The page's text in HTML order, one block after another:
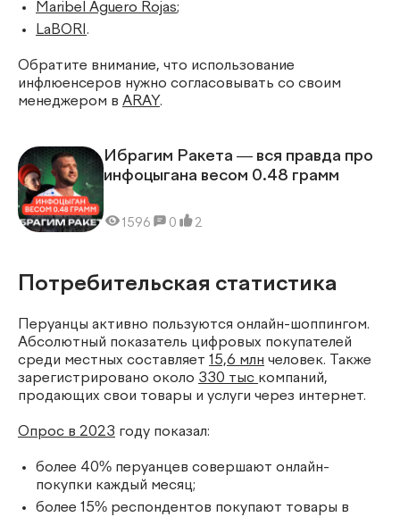
Maribel Aguero Rojas;
LaBORI .
Обратите внимание, что использование
инфлюенсеров нужно согласовывать со своим
менеджером в ARAY.
Ибрагим Ракета — вся правда про
инфоцыгана весом 0.48 грамм
1596 0 2
Потребительская статистика
Перуанцы активно пользуются онлайн-шоппингом.
Абсолютный показатель цифровых покупателей
среди местных составляет 15,6 млн человек. Также
зарегистрировано около 330 тыс компаний,
продающих свои товары и услуги через интернет.
Опрос в 2023 году показал:
более 40% перуанцев совершают онлайн-
покупки каждый месяц;
более 15% респондентов покупают товары в